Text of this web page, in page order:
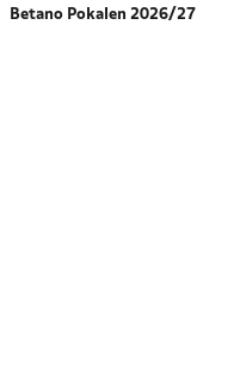
Betano Pokalen 2026/27